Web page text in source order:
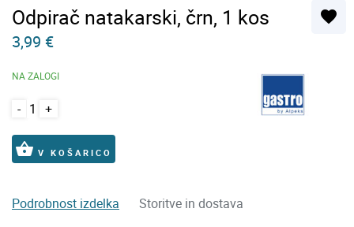
Odpirač natakarski, črn, 1 kos favorite
3,99 €
NA ZALOGI
- +
shopping_basket V KOŠARICO
Podrobnost izdelka Storitve in dostava